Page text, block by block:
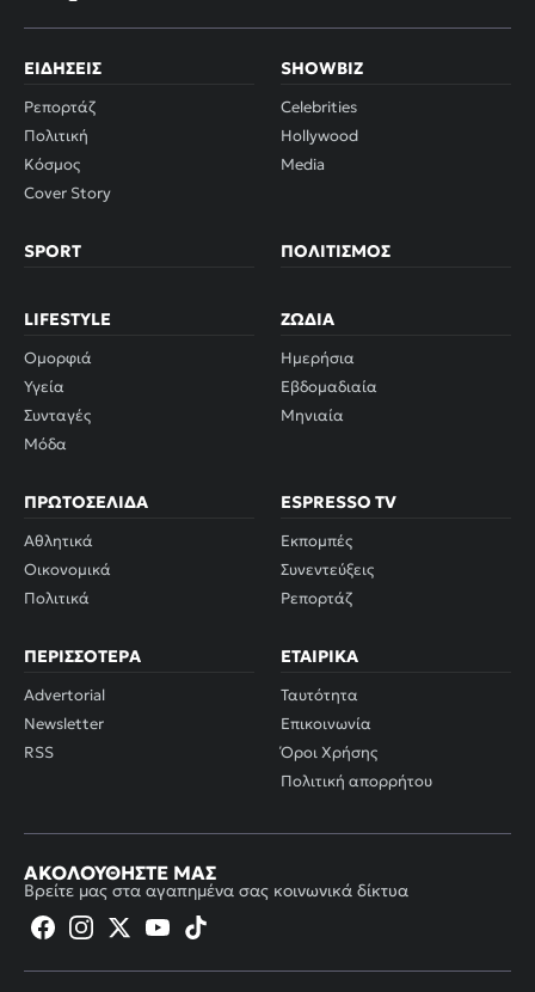
ΕΙΔΉΣΕΙΣ
Ρεπορτάζ
Πολιτική
Κόσμος
Cover Story
SHOWBIZ
Celebrities
Hollywood
Media
SPORT ΠΟΛΙΤΙΣΜΌΣ
LIFESTYLE
Ομορφιά
Υγεία
Συνταγές
Μόδα
ΖΏΔΙΑ
Ημερήσια
Εβδομαδιαία
Μηνιαία
ΠΡΩΤΟΣΈΛΙΔΑ
Αθλητικά
Οικονομικά
Πολιτικά
ESPRESSO TV
Εκπομπές
Συνεντεύξεις
Ρεπορτάζ
ΠΕΡΙΣΣΌΤΕΡΑ
Advertorial
Newsletter
RSS
ΕΤΑΙΡΙΚΆ
Ταυτότητα
Επικοινωνία
Όροι Χρήσης
Πολιτική απορρήτου
ΑΚΟΛΟΥΘΉΣΤΕ ΜΑΣ
Βρείτε μας στα αγαπημένα σας κοινωνικά δίκτυα